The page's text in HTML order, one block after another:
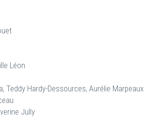
Léon
Teddy Hardy-Dessources, Aurélie Marpeaux
Jully